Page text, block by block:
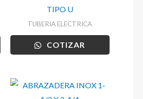
TIPO U
TUBERIA ELECTRICA
COTIZAR